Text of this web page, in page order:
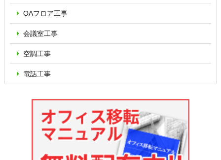
OAフロア工事
会議室工事
空調工事
電話工事